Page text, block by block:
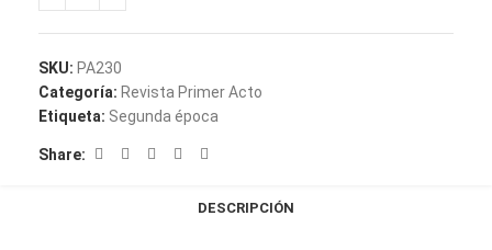
SKU: PA230
Categoría: Revista Primer Acto
Etiqueta: Segunda época
Share:
DESCRIPCIÓN